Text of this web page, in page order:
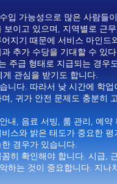
입 가능성으로 많은 사람들
이고 있으며, 지역별로 근
지기 때문에 서비스 마인
추가 수당을 기대할 수 있
주급 형태로 지급되는 경
관심을 받기도 합니다.
니다. 따라서 낮 시간에 학
, 귀가 안전 문제도 충분히
내, 음료 서빙, 룸 관리, 예
스와 밝은 태도가 중요한
경우가 있습니다.
히 확인해야 합니다. 시급,
하는 것이 중요합니다. 지